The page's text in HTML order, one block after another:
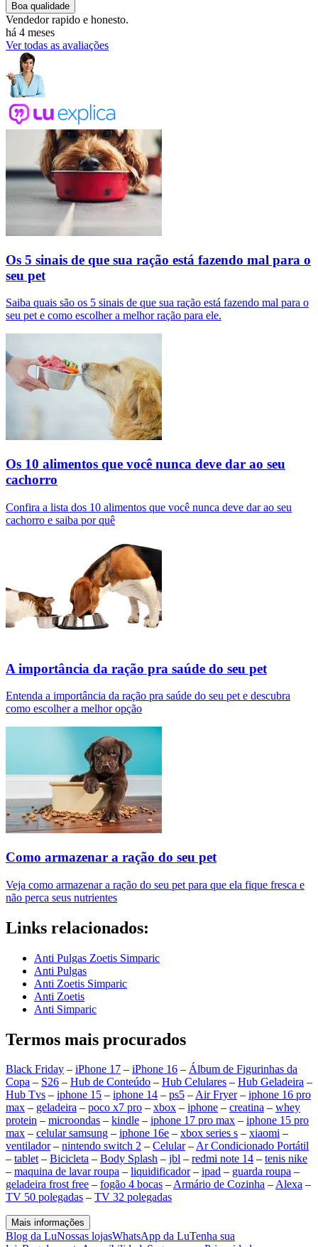
Boa qualidade
Vendedor rapido e honesto.
há 4 meses
Ver todas as avaliações
Os 5 sinais de que sua ração está fazendo mal para o
seu pet
Saiba quais são os 5 sinais de que sua ração está fazendo mal para o
seu pet e como escolher a melhor ração para ele.
Os 10 alimentos que você nunca deve dar ao seu
cachorro
Confira a lista dos 10 alimentos que você nunca deve dar ao seu
cachorro e saiba por quê
A importância da ração pra saúde do seu pet
Entenda a importância da ração pra saúde do seu pet e descubra
como escolher a melhor opção
Como armazenar a ração do seu pet
Veja como armazenar a ração do seu pet para que ela fique fresca e
não perca seus nutrientes
Links relacionados:
Anti Pulgas Zoetis Simparic
Anti Pulgas
Anti Zoetis Simparic
Anti Zoetis
Anti Simparic
Termos mais procurados
Black Friday – iPhone 17 – iPhone 16 – Álbum de Figurinhas da
Copa – S26 – Hub de Conteúdo – Hub Celulares – Hub Geladeira –
Hub Tvs – iphone 15 – iphone 14 – ps5 –Air Fryer– iphone 16 pro
max – geladeira – poco x7 pro – xbox – iphone – creatina – whey
protein – microondas – kindle – iphone 17 pro max – iphone 15 pro
max – celular samsung – iphone 16e – xbox series s – xiaomi –
ventilador– nintendo switch 2 – Celular–Ar Condicionado Portátil
– tablet– Bicicleta – Body Splash – jbl – redmi note 14 – tenis nike
– maquina de lavar roupa – liquidificador– ipad – guarda roupa –
geladeira frost free – fogão 4 bocas –Armário de Cozinha –Alexa –
TV 50 polegadas – TV 32 polegadas
Mais informações
Blog da LuNossas lojasWhatsApp da LuTenha sua